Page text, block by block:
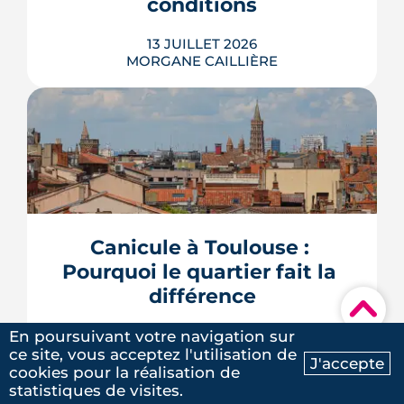
Ma recherche Contactez-nous
▾
13 JUILLET 2026
MORGANE CAILLIÈRE
Avec le vote du Sénat du 8 juillet, un
logement classé F ou G pourra rester
en location sous conditions de travaux.
Que faut-il en retenir quand on
des lieux des règles, des échéances et
des marges de manœuvre.
LIRE L'ARTICLE
Canicule à Toulouse :
Pourquoi le quartier fait la
différence
09 JUILLET 2026
MORGANE CAILLIÈRE
En poursuivant votre navigation sur
ce site, vous acceptez l'utilisation de
cookies pour la réalisation de
statistiques de visites.
J'accepte